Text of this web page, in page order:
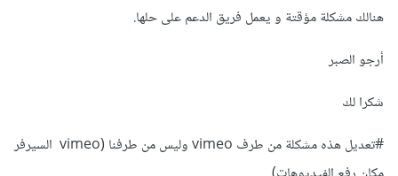
هنالك مشكلة مؤقتة و يعمل فريق الدعم على حلها.
أرجو الصبر
شكرا لك
#تعديل هذه مشكلة من طرف vimeo وليس من طرفنا (vimeo السيرفر